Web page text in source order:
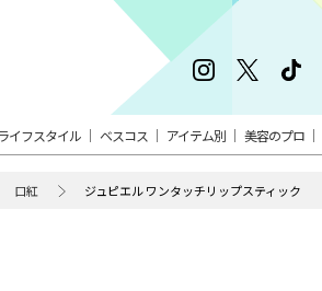
ライフスタイル ベスコス アイテム別 美容のプロ
口紅 ジュピエル ワンタッチリップスティック